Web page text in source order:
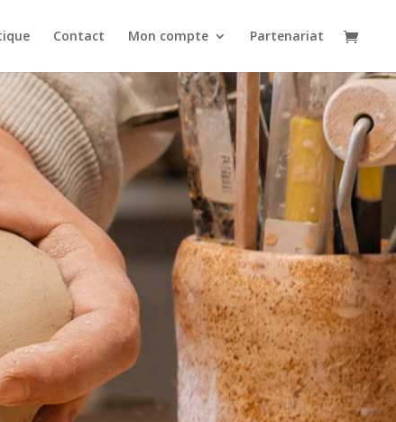
Contact Mon compte Partenariat